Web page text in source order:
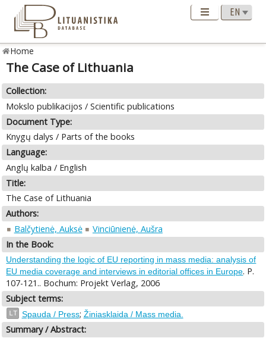
Home
The Case of Lithuania
Collection:
Mokslo publikacijos / Scientific publications
Document Type:
Knygų dalys / Parts of the books
Language:
Anglų kalba / English
Title:
The Case of Lithuania
Authors:
Balčytienė, Auksė
Vinciūnienė, Aušra
In the Book:
Understanding the logic of EU reporting in mass media: analysis of
EU media coverage and interviews in editorial offices in Europe. P.
107-121.. Bochum: Projekt Verlag, 2006
Subject terms:
LT Spauda / Press; Žiniasklaida / Mass media.
Summary / Abstract: